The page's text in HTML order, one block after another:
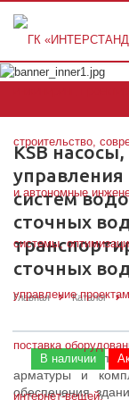
KSB
управления
систем
сточных
сточных
Главная Каталог
В наличии
KSB-
арматуры и
обеспечения